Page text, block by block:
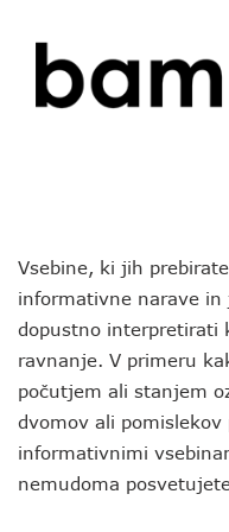
Vsebine, ki jih
informativne narave
dopustno interpretirati
ravnanje. V primeru
počutjem ali stanjem
dvomov ali
informativnimi
nemudoma